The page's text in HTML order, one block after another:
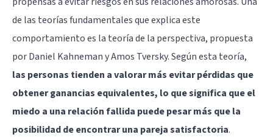
de las teorías fundamentales que explica este
comportamiento es la teoría de la perspectiva, propuesta
por Daniel Kahneman y Amos Tversky. Según esta teoría,
las personas tienden a valorar más evitar pérdidas que
obtener ganancias equivalentes, lo que significa que el
miedo a una relación fallida puede pesar más que la
posibilidad de encontrar una pareja satisfactoria.